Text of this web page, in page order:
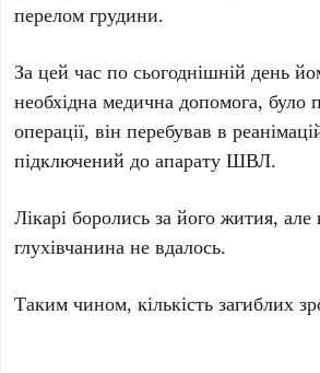
перелом грудини.
За цей час по сьогоднішній день
необхідна медична допомога, було
операції, він перебував в
підключений до апарату ШВЛ.
Лікарі боролись за його жития,
глухівчанина не вдалось.
Таким чином, кількість загиблих